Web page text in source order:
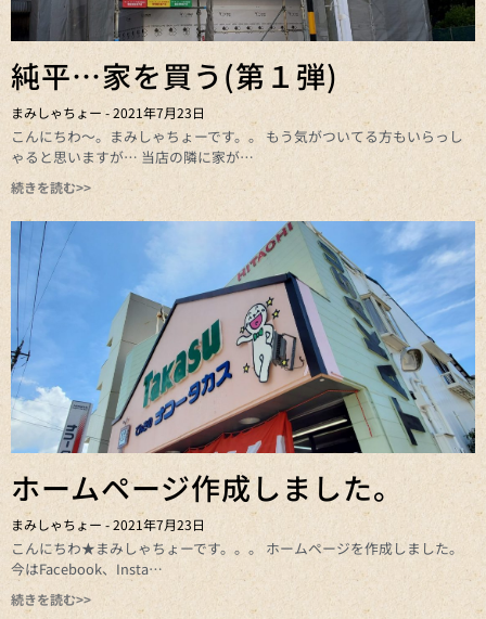
純平…家を買う(第１弾)
まみしゃちょー 2021年7月23日
こんにちわ～。まみしゃちょーです。。 もう気がついてる方もいらっし
ゃると思いますが… 当店の隣に家が
続きを読む>>
ホームページ作成しました。
まみしゃちょー 2021年7月23日
こんにちわ★まみしゃちょーです。。。 ホームページを作成しました。
今はFacebook、Insta
続きを読む>>